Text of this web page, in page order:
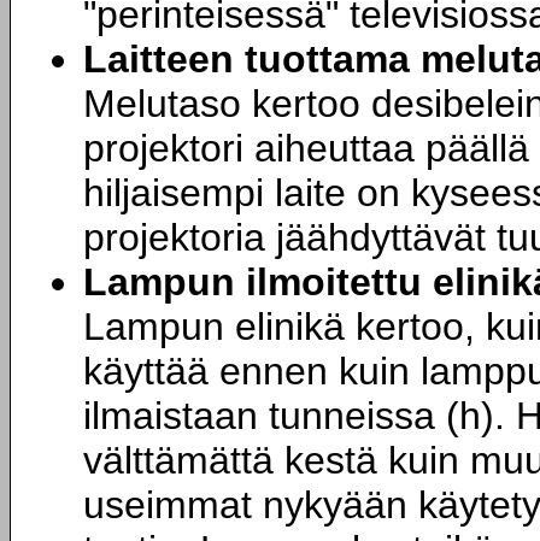
"perinteisessä"
Laitteen tuottama
Melutaso kertoo
projektori aiheuttaa
hiljaisempi laite on
projektoria jäähdyttävät
Lampun ilmoitettu
Lampun elinikä kertoo,
käyttää ennen kuin
ilmaistaan tunneissa (h).
välttämättä kestä kuin
useimmat nykyään